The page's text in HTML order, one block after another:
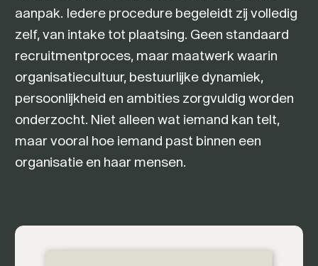
aanpak. Iedere procedure begeleidt zij volledig
zelf, van intake tot plaatsing. Geen standaard
recruitmentproces, maar maatwerk waarin
organisatiecultuur, bestuurlijke dynamiek,
persoonlijkheid en ambities zorgvuldig worden
onderzocht. Niet alleen wat iemand kan telt,
maar vooral hoe iemand past binnen een
organisatie en haar mensen.